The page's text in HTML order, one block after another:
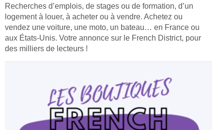
Recherches d’emplois, de stages ou de formation, d’un
logement à louer, à acheter ou à vendre. Achetez ou
vendez une voiture, une moto, un bateau… en France ou
aux États-Unis. Votre annonce sur le French District, pour
des milliers de lecteurs !